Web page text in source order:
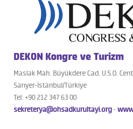
DEKON Kongre ve Turizm
Maslak Mah. Büyükdere Cad. U.S.O.
Sarıyer-İstanbul/Türkiye
Tel: +90 212 347 63 00
sekreterya@ohsadkurultayi.org-